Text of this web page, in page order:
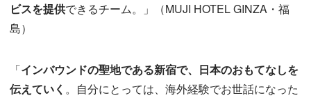
ビスを提供できるチーム。」（MUJI HOTEL GINZA・福
島）
「インバウンドの聖地である新宿で、日本のおもてなしを
伝えていく 。自分にとっては、海外経験でお世話になった